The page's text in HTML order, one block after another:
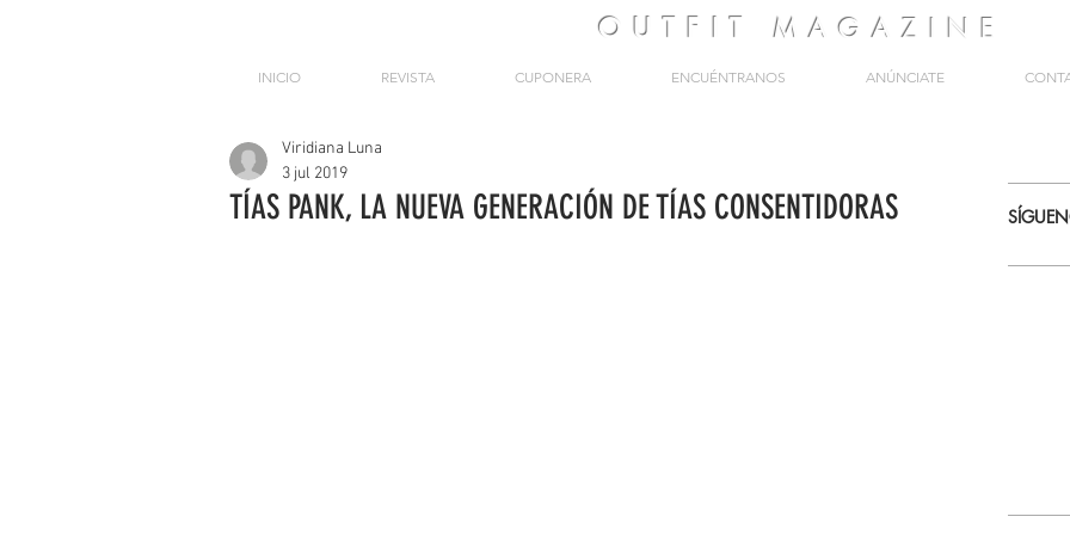
OUTFIT MAGAZINE
INICIO REVISTA CUPONERA ENCUÉNTRANOS ANÚNCIATE
TÍAS PANK, LA NUEVA GENERACIÓN DE TÍAS CONSENTIDORAS
Viridiana Luna
3 jul 2019